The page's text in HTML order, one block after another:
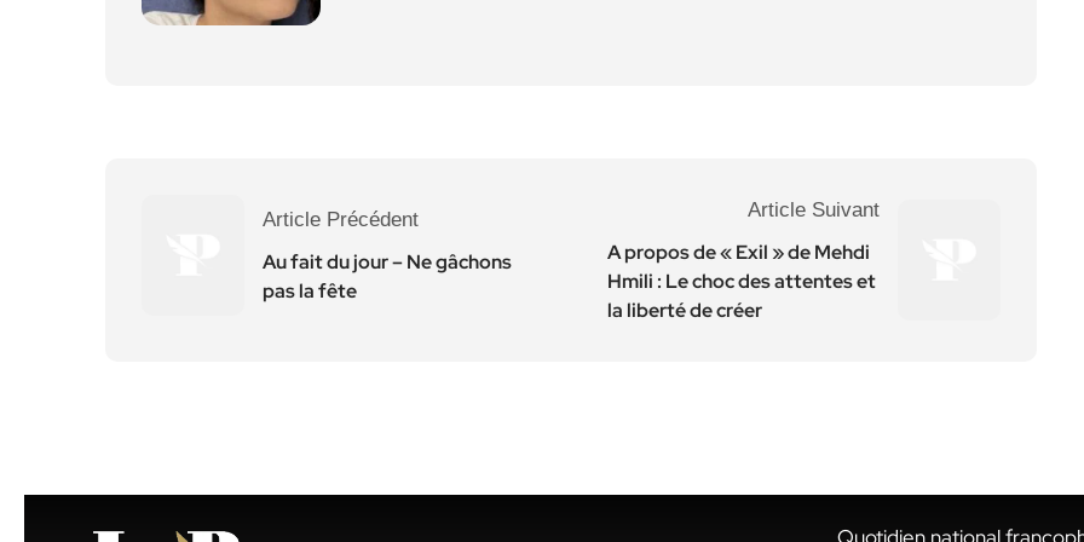
Article Précédent
Au fait du jour – Ne gâchons
pas la fête
Article Suivant
A propos de « Exil » de Mehdi
Hmili : Le choc des attentes et
la liberté de créer